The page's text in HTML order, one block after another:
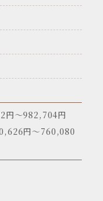
円〜982,704円
円～760,080